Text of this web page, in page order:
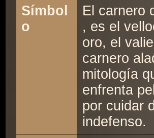
Símbol
o
El carnero
, es el
oro, el
carnero
mitología
enfrenta
por cuidar
indefenso.